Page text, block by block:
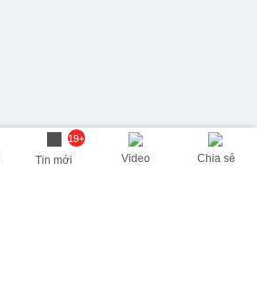
19+
Tin mới Video Chia sẻ